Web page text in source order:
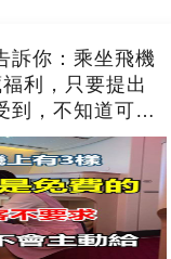
訴你：乘坐飛機
利，只要提出
到，不知道可就